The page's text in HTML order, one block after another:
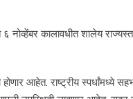
कालावधीत शालेय
आहेत. राष्ट्रीय स्पर्धांमध्ये